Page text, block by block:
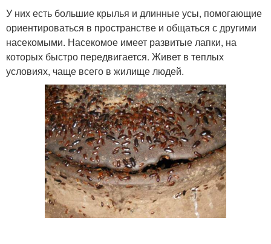
У них есть большие крылья и длинные усы, помогающие
ориентироваться в пространстве и общаться с другими
насекомыми. Насекомое имеет развитые лапки, на
которых быстро передвигается. Живет в теплых
условиях, чаще всего в жилище людей.